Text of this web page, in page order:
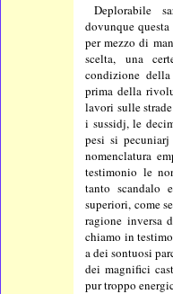
Deplorabile
dovunque
per mezzo di
scelta, una
condizione
prima della
lavori sulle
i sussidj, le
pesi si
nomenclatura
testimonio le
tanto scandalo
superiori, come
ragione inversa
chiamo in
a dei sontuosi
dei magnifici
pur troppo